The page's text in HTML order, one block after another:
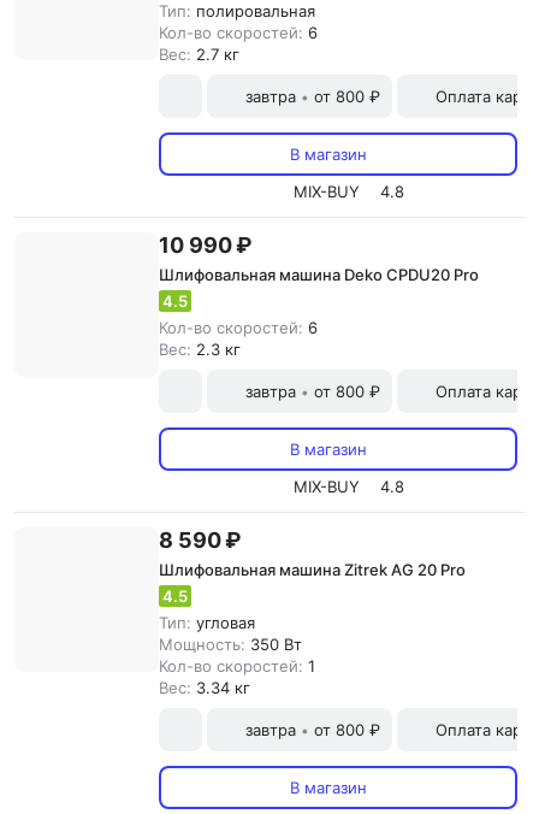
Тип: полировальная
Кол-во скоростей: 6
Вес: 2.7 кг
завтра • от 800 ₽ Оплата
В магазин
MIX-BUY
4.8
10 990 ₽
Шлифовальная машина Deko CPDU20 Pro
4.5
Кол-во скоростей: 6
Вес: 2.3 кг
завтра • от 800 ₽ Оплата
В магазин
MIX-BUY
4.8
8 590 ₽
Шлифовальная машина Zitrek AG 20 Pro
4.5
Тип: угловая
Мощность: 350 Вт
Кол-во скоростей: 1
Вес: 3.34 кг
завтра • от 800 ₽ Оплата
В магазин